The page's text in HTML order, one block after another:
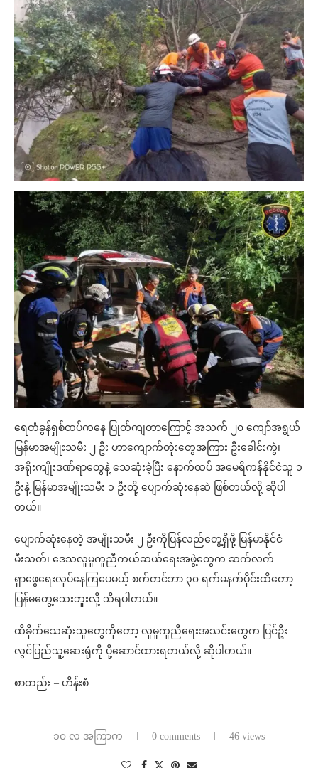
ရေတံခွန်ရှစ်ထပ်ကနေ ပြုတ်ကျတာကြောင့် အသက် ၂၀ ကျော်အရွယ်
မြန်မာအမျိုးသမီး ၂ ဦး ဟာကျောက်တုံးတွေအကြား ဦးခေါင်းကွဲ၊
အရိုးကျိုးဒဏ်ရာတွေနဲ့ သေဆုံးခဲ့ပြီး နောက်ထပ် အမေရိကန်နိုင်ငံသူ ၁
ဦးနဲ့ မြန်မာအမျိုးသမီး ၁ ဦးတို့ ပျောက်ဆုံးနေဆဲ ဖြစ်တယ်လို့ ဆိုပါ
တယ်။
ပျောက်ဆုံးနေတဲ့ အမျိုးသမီး ၂ ဦးကိုပြန်လည်တွေ့ရှိဖို့ မြန်မာနိုင်ငံ
မီးသတ်၊ ဒေသလူမှုကူညီကယ်ဆယ်ရေးအဖွဲ့တွေက ဆက်လက်
ရှာဖွေရေးလုပ်နေကြပေမယ့် စက်တင်ဘာ ၃၀ ရက်မနက်ပိုင်းထိတော့
ပြန်မတွေ့သေးဘူးလို့ သိရပါတယ်။
ထိခိုက်သေဆုံးသူတွေကိုတော့ လူမှုကူညီရေးအသင်းတွေက ပြင်ဦး
လွင်ပြည်သူ့ဆေးရုံကို ပို့ဆောင်ထားရတယ်လို့ ဆိုပါတယ်။
စာတည်း – ဟိန်းစံ
၁၀ လ အကြာက 0 comments 46 views